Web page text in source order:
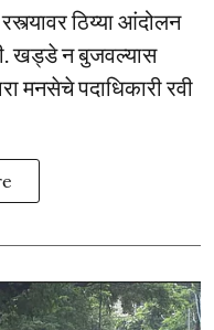
ठिय्या आंदोलन
खड्डे न बुजवल्यास
मनसेचे पदाधिकारी रवी